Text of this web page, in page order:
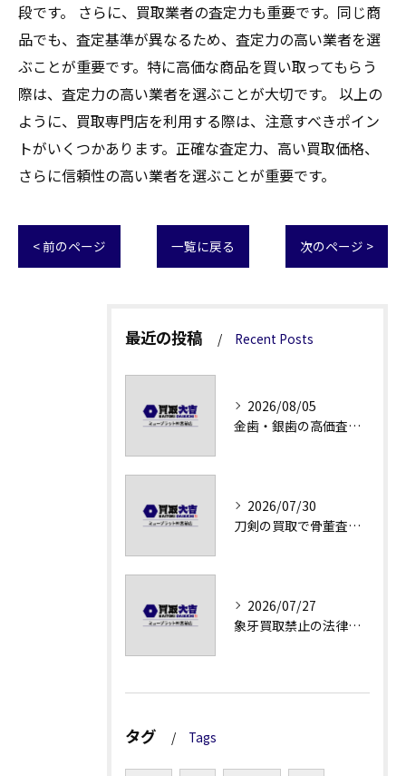
段です。 さらに、買取業者の査定力も重要です。同じ商
品でも、査定基準が異なるため、査定力の高い業者を選
ぶことが重要です。特に高価な商品を買い取ってもらう
際は、査定力の高い業者を選ぶことが大切です。 以上の
ように、買取専門店を利用する際は、注意すべきポイン
トがいくつかあります。正確な査定力、高い買取価格、
さらに信頼性の高い業者を選ぶことが重要です。
< 前のページ 一覧に戻る 次のページ >
最近の投稿 Recent Posts
2026/08/05
金歯・銀歯の高価査定法徹底解説
2026/07/30
刀剣の買取で骨董査定の注意点
2026/07/27
象牙買取禁止の法律と背景解説
タグ Tags